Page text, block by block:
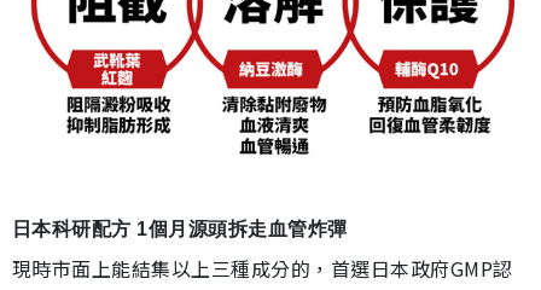
日本科研配方 1個月源頭拆走血管炸彈
現時市面上能結集以上三種成分的，首選日本政府GMP認